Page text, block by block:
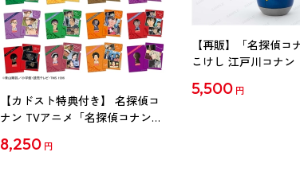
【カドスト特典付き】 名探偵コ
ナン TVアニメ「名探偵コナン」
【1BOX】
8,250 円
【再販】「名探偵コ
こけし 江戸川コナン
5,500 円